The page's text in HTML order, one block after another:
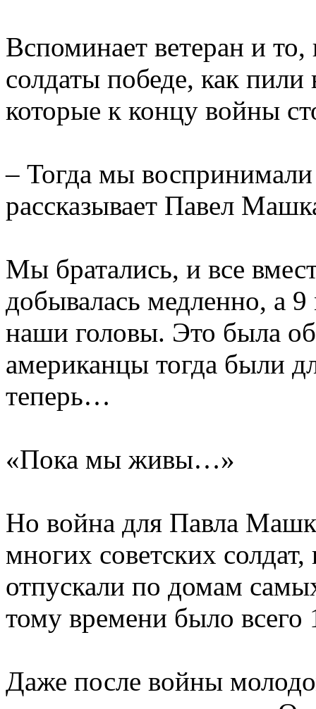
Вспоминает ветеран и то,
солдаты победе, как
которые к концу войны
– Тогда мы
рассказывает Павел
Мы братались, и все
добывалась медленно, а
наши головы. Это была
американцы тогда были
теперь…
«Пока мы живы…»
Но война для Павла
многих советских
отпускали по домам
тому времени было всего
Даже после войны